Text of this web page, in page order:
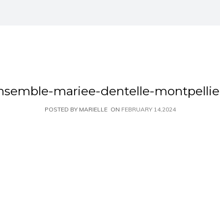
mariee-dentelle-
POSTED BY MARIELLE ON FEBRUARY 14,2024